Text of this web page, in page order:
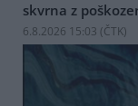
skvrna z
6.8.2026 15:03 (ČTK)